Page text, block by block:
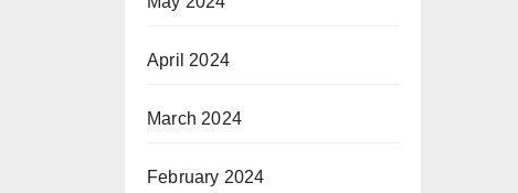
April 2024
March 2024
February 2024